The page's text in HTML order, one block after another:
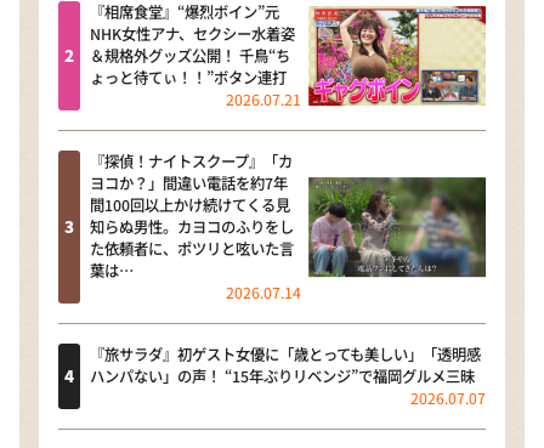
『相席食堂』“爆烈ボイン”元
NHK女性アナ、セクシー水着姿
＆規格外グッズ公開！ 千鳥“ち
ょっと待てぃ！！”ボタン連打
2026.07.21
『探偵！ナイトスクープ』「カ
ヨコか？」間違い電話を約7年
間100回以上かけ続けてくる見
知らぬ男性。カヨコのふりをし
た依頼者に、ポツリと呟いた言
葉は…
2026.07.14
『旅サラダ』初ゲスト女優に「歳とっても美しい」「透明感
ハンパない」の声！ “15年ぶりリベンジ”で福岡グルメ三昧
2026.07.07